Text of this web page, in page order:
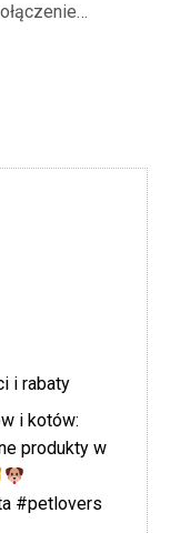
i rabaty
i kotów:
produkty w
#petlovers